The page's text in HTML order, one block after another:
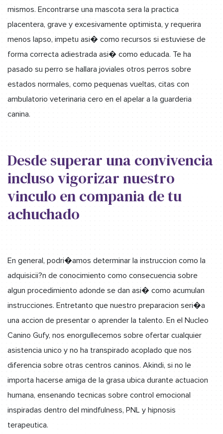
mismos. Encontrarse una mascota sera la practica
placentera, grave y excesivamente optimista, y requerira
menos lapso, impetu asi� como recursos si estuviese de
forma correcta adiestrada asi� como educada. Te ha
pasado su perro se hallara joviales otros perros sobre
estados normales, como pequenas vueltas, citas con
ambulatorio veterinaria cero en el apelar a la guarderia
canina.
Desde superar una convivencia
incluso vigorizar nuestro
vinculo en compania de tu
achuchado
En general, podri�amos determinar la instruccion como la
adquisicii?n de conocimiento como consecuencia sobre
algun procedimiento adonde se dan asi� como acumulan
instrucciones. Entretanto que nuestro preparacion seri�a
una accion de presentar o aprender la talento. En el Nucleo
Canino Gufy, nos enorgullecemos sobre ofertar cualquier
asistencia unico y no ha transpirado acoplado que nos
diferencia sobre otras centros caninos. Akindi, si no le
importa hacerse amiga de la grasa ubica durante actuacion
humana, ensenando tecnicas sobre control emocional
inspiradas dentro del mindfulness, PNL y hipnosis
terapeutica.